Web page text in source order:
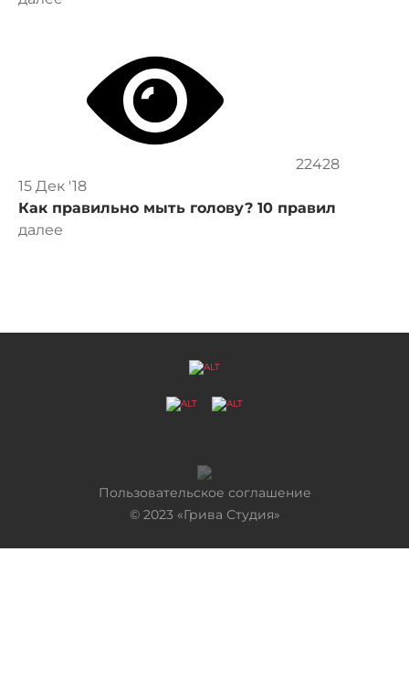
22428
15 Дек '18
Как правильно мыть голову? 10 правил
далее
Пользовательское соглашение
© 2023 «Грива Студия»